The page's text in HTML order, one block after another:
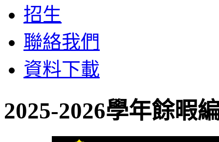
招生
聯絡我們
資料下載
2025-2026學年餘暇